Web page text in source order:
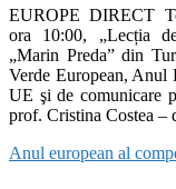
EUROPE DIRECT
ora 10:00, „Lecția
„Marin Preda” din
Verde European, Anul
UE şi de comunicare
prof. Cristina Costea
Anul european al